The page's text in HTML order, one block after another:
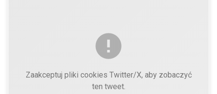
Zaakceptuj pliki cookies Twitter/X, aby zobaczyć
ten tweet.